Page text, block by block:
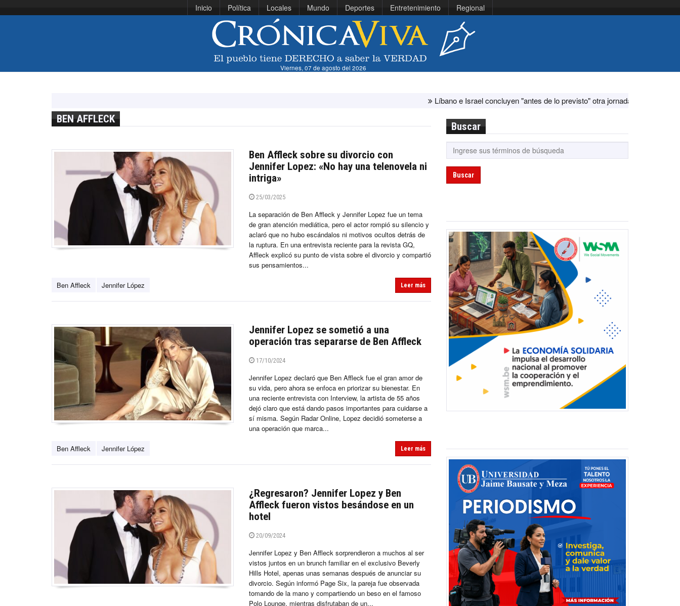
Inicio Política Locales Mundo Deportes Entretenimiento Regional
Viernes, 07 de agosto del 2026
Líbano e Israel concluyen "antes de lo previsto" otra jornada de diálogo por
BEN AFFLECK
Ben Affleck sobre su divorcio con
Jennifer Lopez: «No hay una telenovela ni
intriga»
25/03/2025
La separación de Ben Affleck y Jennifer Lopez fue un tema
de gran atención mediática, pero el actor rompió su silencio y
aclaró que no hubo escándalos ni motivos ocultos detrás de
la ruptura. En una entrevista reciente para la revista GQ,
Affleck explicó su punto de vista sobre el divorcio y compartió
sus pensamientos...
Ben Affleck Jennifer López Leer más
Jennifer Lopez se sometió a una
operación tras separarse de Ben Affleck
17/10/2024
Jennifer Lopez declaró que Ben Affleck fue el gran amor de
su vida, pero ahora se enfoca en priorizar su bienestar. En
una reciente entrevista con Interview, la artista de 55 años
dejó claro que está dando pasos importantes para cuidarse a
sí misma. Según Radar Online, Lopez decidió someterse a
una operación que marca...
Ben Affleck Jennifer López Leer más
¿Regresaron? Jennifer Lopez y Ben
Affleck fueron vistos besándose en un
hotel
20/09/2024
Jennifer Lopez y Ben Affleck sorprendieron a muchos al ser
vistos juntos en un brunch familiar en el exclusivo Beverly
Hills Hotel, apenas unas semanas después de anunciar su
divorcio. Según informó Page Six, la pareja fue observada
tomando de la mano y compartiendo un beso en el famoso
Polo Lounge, mientras disfrutaban de un...
Buscar
Buscar